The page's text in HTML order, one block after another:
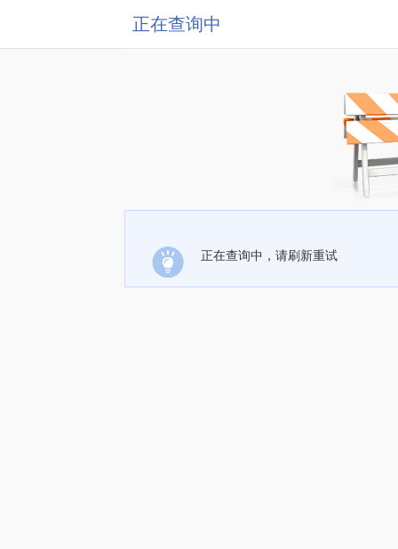
正在查询中
正在查询中，请刷新重试